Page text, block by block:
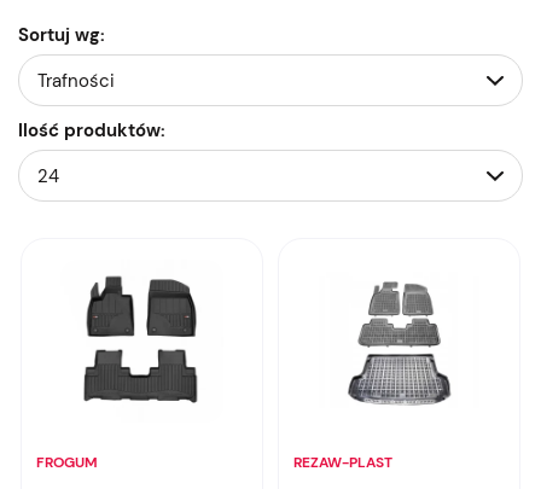
Ilość produktów:
Sortuj wg:
FROGUM REZAW-PLAST